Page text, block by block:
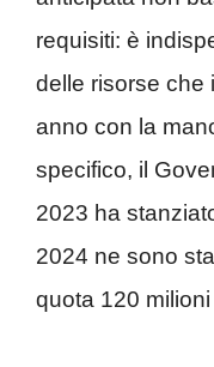
requisiti: è
delle risorse che
anno con la
specifico, il
2023 ha
2024 ne sono
quota 120